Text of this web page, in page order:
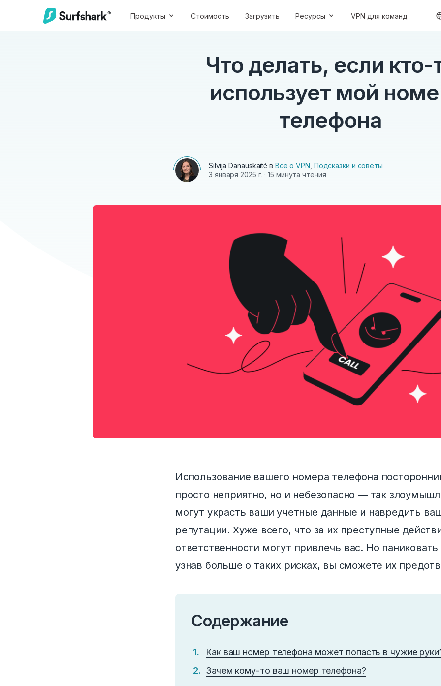
Продукты Стоимость Загрузить Ресурсы VPN для команд
Что делать, если кто-
использует мой
телефона
Silvija Danauskaitė в Все о VPN Подсказки и советы
3 января 2025 г. · 15 минута чтения
Использование вашего номера телефона
просто неприятно, но и небезопасно — так
могут украсть ваши учетные данные и навредить
репутации. Хуже всего, что за их преступные
ответственности могут привлечь вас. Но паниковать
узнав больше о таких рисках, вы сможете их
Содержание
Как ваш номер телефона может попасть в чужие
Зачем кому-то ваш номер телефона?